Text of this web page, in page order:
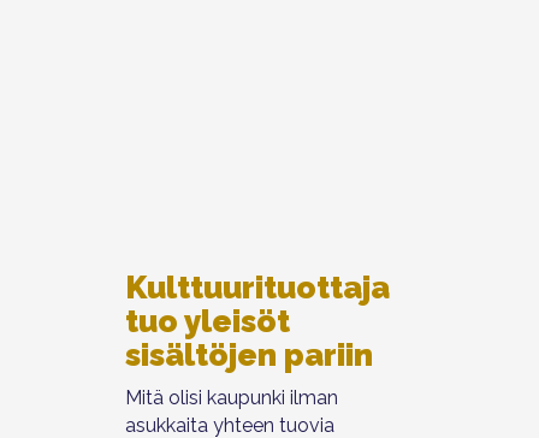
Kulttuurituottaja
tuo yleisöt
sisältöjen pariin
Mitä olisi kaupunki ilman
asukkaita yhteen tuovia